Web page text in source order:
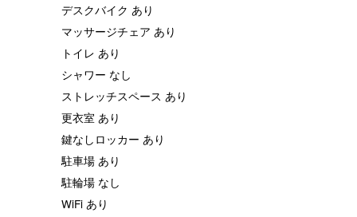
デスクバイク あり
マッサージチェア あり
トイレ あり
シャワー なし
ストレッチスペース あり
更衣室 あり
鍵なしロッカー あり
駐車場 あり
駐輪場 なし
WiFi あり